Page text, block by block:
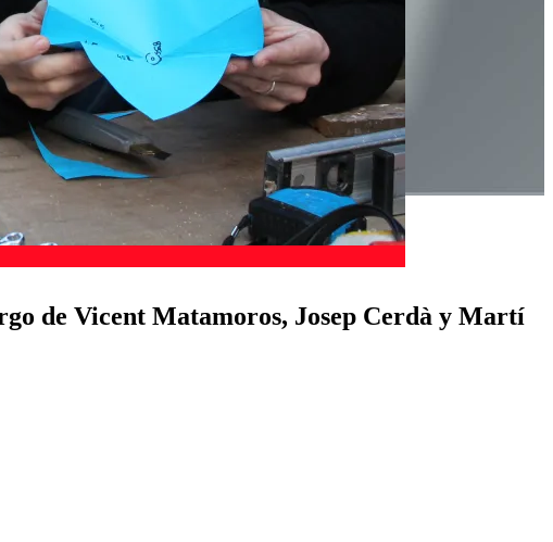
de Vicent Matamoros, Josep Cerdà y Martí